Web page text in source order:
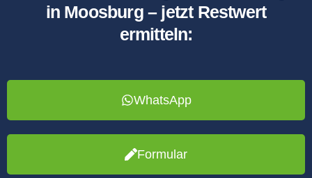
in Moosburg – jetzt Restwert
ermitteln:
WhatsApp
Formular